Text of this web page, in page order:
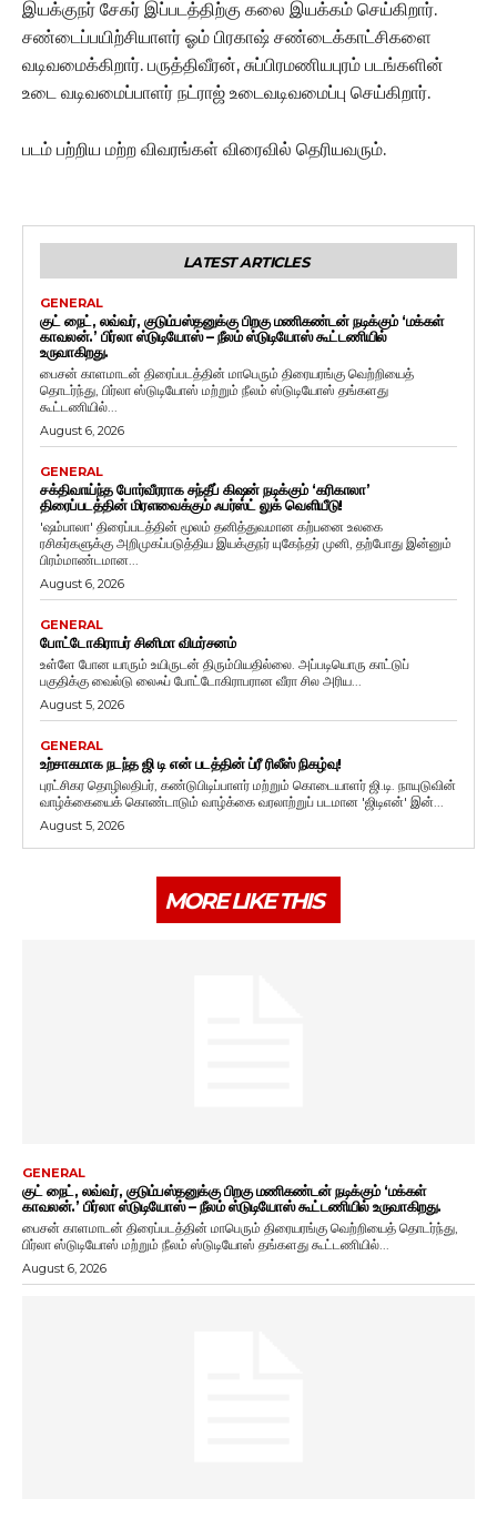
இயக்குநர் சேகர் இப்படத்திற்கு கலை இயக்கம் செய்கிறார்.
சண்டைப்பயிற்சியாளர் ஓம் பிரகாஷ் சண்டைக்காட்சிகளை
வடிவமைக்கிறார். பருத்திவீரன், சுப்பிரமணியபுரம் படங்களின்
உடை வடிவமைப்பாளர் நட்ராஜ் உடைவடிவமைப்பு செய்கிறார்.
படம் பற்றிய மற்ற விவரங்கள் விரைவில் தெரியவரும்.
LATEST ARTICLES
GENERAL
குட் நைட், லவ்வர், குடும்பஸ்தனுக்கு பிறகு மணிகண்டன் நடிக்கும் ‘மக்கள்
காவலன்.’ பிர்லா ஸ்டுடியோஸ் – நீலம் ஸ்டுடியோஸ் கூட்டணியில்
உருவாகிறது.
பைசன் காளமாடன் திரைப்படத்தின் மாபெரும் திரையரங்கு வெற்றியைத்
தொடர்ந்து, பிர்லா ஸ்டுடியோஸ் மற்றும் நீலம் ஸ்டுடியோஸ் தங்களது
கூட்டணியில்...
August 6, 2026
GENERAL
சக்திவாய்ந்த போர்வீரராக சந்தீப் கிஷன் நடிக்கும் ‘கரிகாலா’
திரைப்படத்தின் மிரளவைக்கும் ஃபர்ஸ்ட் லுக் வெளியீடு!
'ஷம்பாலா' திரைப்படத்தின் மூலம் தனித்துவமான கற்பனை உலகை
ரசிகர்களுக்கு அறிமுகப்படுத்திய இயக்குநர் யுகேந்தர் முனி, தற்போது இன்னும்
பிரம்மாண்டமான...
August 6, 2026
GENERAL
போட்டோகிராபர் சினிமா விமர்சனம்
உள்ளே போன யாரும் உயிருடன் திரும்பியதில்லை. அப்படியொரு காட்டுப்
பகுதிக்கு வைல்டு லைஃப் போட்டோகிராபரான வீரா சில அரிய...
August 5, 2026
GENERAL
உற்சாகமாக நடந்த ஜி டி என் படத்தின் ப்ரீ ரிலீஸ் நிகழ்வு!
புரட்சிகர தொழிலதிபர், கண்டுபிடிப்பாளர் மற்றும் கொடையாளர் ஜி.டி. நாயுடுவின்
வாழ்க்கையைக் கொண்டாடும் வாழ்க்கை வரலாற்றுப் படமான 'ஜிடிஎன்' இன்...
August 5, 2026
MORE LIKE THIS
GENERAL
குட் நைட், லவ்வர், குடும்பஸ்தனுக்கு பிறகு மணிகண்டன் நடிக்கும் ‘மக்கள்
காவலன்.’ பிர்லா ஸ்டுடியோஸ் – நீலம் ஸ்டுடியோஸ் கூட்டணியில் உருவாகிறது.
பைசன் காளமாடன் திரைப்படத்தின் மாபெரும் திரையரங்கு வெற்றியைத் தொடர்ந்து,
பிர்லா ஸ்டுடியோஸ் மற்றும் நீலம் ஸ்டுடியோஸ் தங்களது கூட்டணியில்...
August 6, 2026